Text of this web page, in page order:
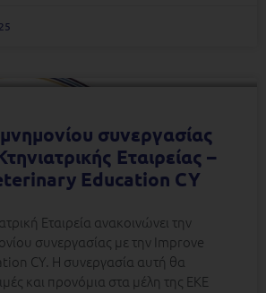
συνεργασίας
Εταιρείας –
Education CY
Εταιρεία ανακοινώνει την
συνεργασίας με την Improve
CY. Η συνεργασία αυτή θα
και προνόμια στα μέλη της ΕΚΕ